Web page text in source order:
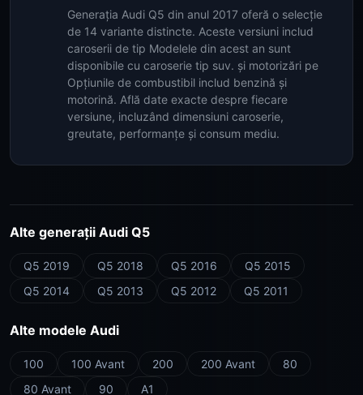
Generația Audi Q5 din anul 2017 oferă o selecție
de 14 variante distincte. Aceste versiuni includ
caroserii de tip Modelele din acest an sunt
disponibile cu caroserie tip suv. și motorizări pe
Opțiunile de combustibil includ benzină și
motorină. Află date exacte despre fiecare
versiune, incluzând dimensiuni caroserie,
greutate, performanțe și consum mediu.
Alte generații Audi Q5
Q5 2019 Q5 2018 Q5 2016
Q5 2015
Q5 2014
Q5 2013 Q5 2012 Q5 2011
Alte modele Audi
100 100 Avant 200 200 Avant
80
80 Avant
90 A1